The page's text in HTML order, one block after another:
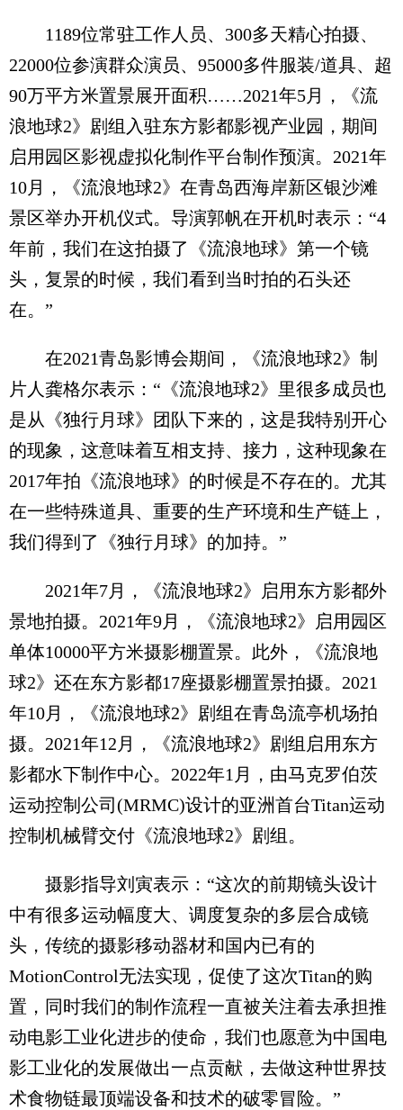
1189位常驻工作人员、300多天精心拍摄、
22000位参演群众演员、95000多件服装/道具、超
90万平方米置景展开面积……2021年5月，《流
浪地球2》剧组入驻东方影都影视产业园，期间
启用园区影视虚拟化制作平台制作预演。2021年
10月，《流浪地球2》在青岛西海岸新区银沙滩
景区举办开机仪式。导演郭帆在开机时表示：“4
年前，我们在这拍摄了《流浪地球》第一个镜
头，复景的时候，我们看到当时拍的石头还
在。”
在2021青岛影博会期间，《流浪地球2》制
片人龚格尔表示：“《流浪地球2》里很多成员也
是从《独行月球》团队下来的，这是我特别开心
的现象，这意味着互相支持、接力，这种现象在
2017年拍《流浪地球》的时候是不存在的。尤其
在一些特殊道具、重要的生产环境和生产链上，
我们得到了《独行月球》的加持。”
2021年7月，《流浪地球2》启用东方影都外
景地拍摄。2021年9月，《流浪地球2》启用园区
单体10000平方米摄影棚置景。此外，《流浪地
球2》还在东方影都17座摄影棚置景拍摄。2021
年10月，《流浪地球2》剧组在青岛流亭机场拍
摄。2021年12月，《流浪地球2》剧组启用东方
影都水下制作中心。2022年1月，由马克罗伯茨
运动控制公司(MRMC)设计的亚洲首台Titan运动
控制机械臂交付《流浪地球2》剧组。
摄影指导刘寅表示：“这次的前期镜头设计
中有很多运动幅度大、调度复杂的多层合成镜
头，传统的摄影移动器材和国内已有的
MotionControl无法实现，促使了这次Titan的购
置，同时我们的制作流程一直被关注着去承担推
动电影工业化进步的使命，我们也愿意为中国电
影工业化的发展做出一点贡献，去做这种世界技
术食物链最顶端设备和技术的破零冒险。”